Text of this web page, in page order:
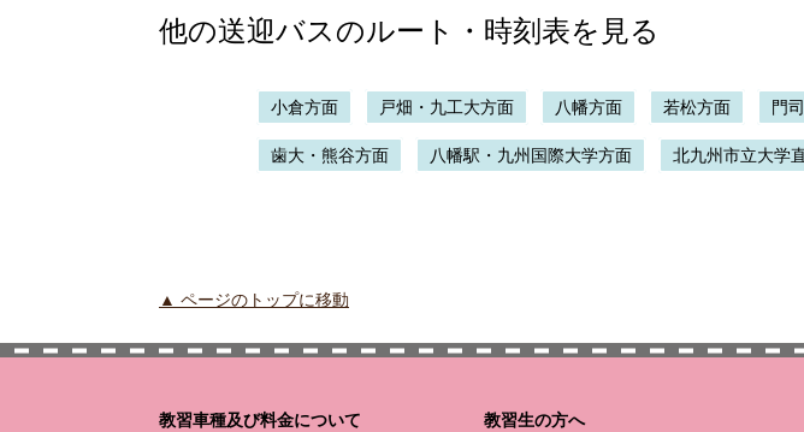
他の送迎バスのルート・時刻表を見る
小倉方面 戸畑・九工大方面 八幡方面 若松方面 門
歯大・熊谷方面 八幡駅・九州国際大学方面 北九州市立大学
▲ ページのトップに移動
教習車種及び料金について
教習生の方へ